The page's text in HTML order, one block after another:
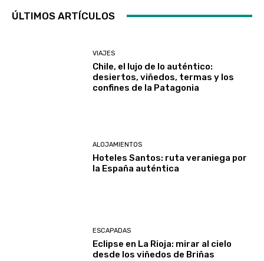
ÚLTIMOS ARTÍCULOS
VIAJES
Chile, el lujo de lo auténtico:
desiertos, viñedos, termas y los
confines de la Patagonia
ALOJAMIENTOS
Hoteles Santos: ruta veraniega por
la España auténtica
ESCAPADAS
Eclipse en La Rioja: mirar al cielo
desde los viñedos de Briñas